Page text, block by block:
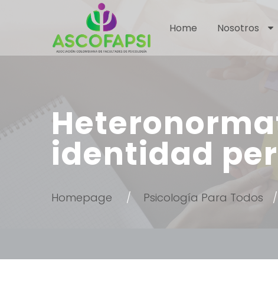
Home Nosotros
identidad
Homepage Psicología Para Todos